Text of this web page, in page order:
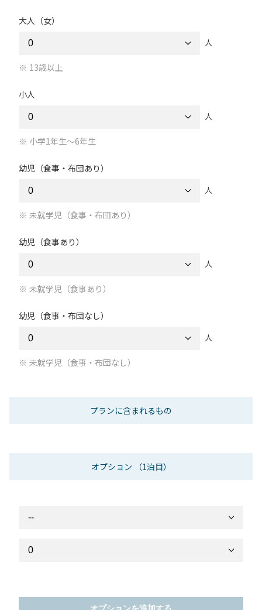
大人（女）
人
13歳以上
小人
人
小学1年生～6年生
幼児（食事・布団あり）
人
未就学児（食事・布団あり）
幼児（食事あり）
人
未就学児（食事あり）
幼児（食事・布団なし）
人
未就学児（食事・布団なし）
プランに含まれるもの
オプション （1泊目）